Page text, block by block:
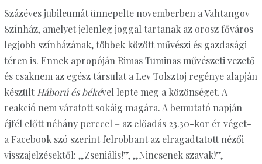
Százéves jubileumát ünnepelte novemberben a Vahtangov
Színház, amelyet jelenleg joggal tartanak az orosz főváros
legjobb színházának, többek között művészi és gazdasági
téren is. Ennek apropóján Rimas Tuminas művészeti vezető
és csaknem az egész társulat a Lev Tolsztoj regénye alapján
készült Háború és békével lepte meg a közönséget. A
reakció nem váratott sokáig magára. A bemutató napján
éjfél előtt néhány perccel – az előadás 23.30-kor ér véget-
a Facebook szó szerint felrobbant az elragadtatott nézői
visszajelzésektől: „Zseniális!”, „Nincsenek szavak!”,